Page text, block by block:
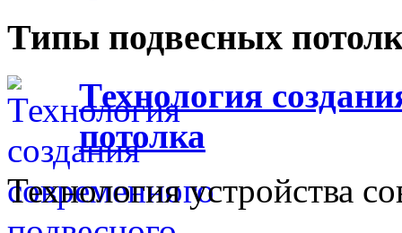
Типы подвесных
Технология
потолка
Технология устройства